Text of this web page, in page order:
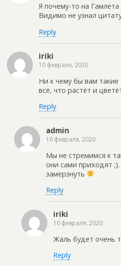
Я почему-то на
Видимо не узнал
Reply
iriki
10 февраля, 2020
Ни к чему бы вам
всё, что растёт и
Reply
admin
10 февраля, 2020
Мы не стремимся к
они сами приходят
замерзнуть
Reply
iriki
10 февраля, 2020
Жаль будет очень
Reply